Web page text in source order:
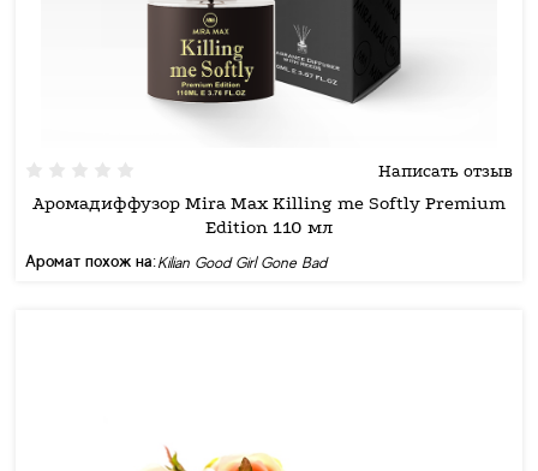
Написать отзыв
Аромадиффузор Mira Max Killing me Softly Premium
Edition 110 мл
Аромат похож на:Kilian Good Girl Gone Bad